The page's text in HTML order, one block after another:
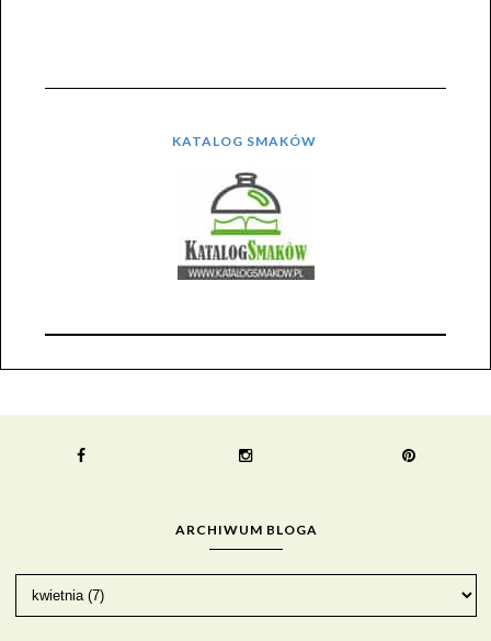
KATALOG SMAKÓW
ARCHIWUM BLOGA